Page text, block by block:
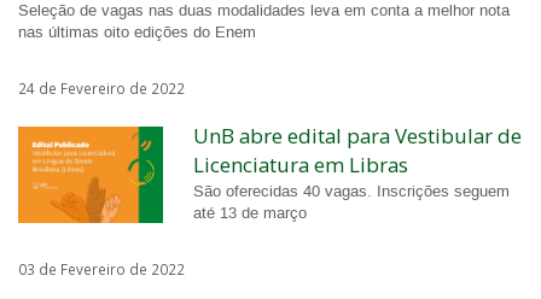
Seleção de vagas nas duas modalidades leva em conta a melhor nota
nas últimas oito edições do Enem
24 de Fevereiro de 2022
UnB abre edital para Vestibular de
Licenciatura em Libras
São oferecidas 40 vagas. Inscrições seguem
até 13 de março
03 de Fevereiro de 2022